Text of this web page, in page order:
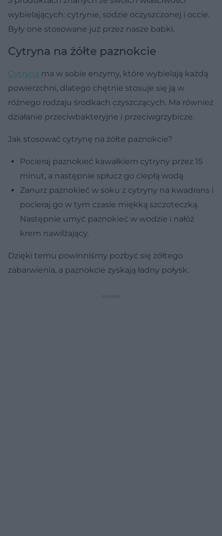
wybielających: cytrynie, sodzie oczyszczonej i occie.
Były one stosowane już przez nasze babki.
Cytryna na żółte paznokcie
Cytryna ma w sobie enzymy, które wybielają każdą
powierzchni, dlatego chętnie stosuje się ją w
różnego rodzaju środkach czyszczących. Ma również
działanie przeciwbakteryjne i przeciwgrzybicze.
Jak stosować cytrynę na żółte paznokcie?
Pocieraj paznokieć kawałkiem cytryny przez 15
minut, a następnie spłucz go ciepłą wodą
Zanurz paznokieć w soku z cytryny na kwadrans i
pocieraj go w tym czasie miękką szczoteczką.
Następnie umyć paznokieć w wodzie i nałóż
krem nawilżający.
Dzięki temu powinniśmy pozbyć się żółtego
zabarwienia, a paznokcie zyskają ładny połysk.